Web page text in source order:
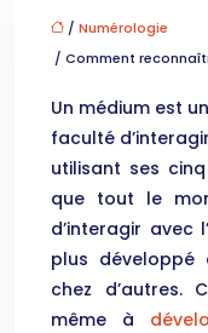
/ Numérologie
/ Comment
Un médium est
faculté
utilisant ses
que tout le
d’interagir avec
plus développé
chez d’autres.
même à